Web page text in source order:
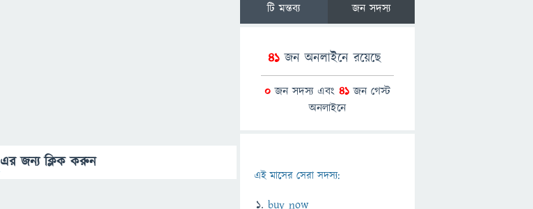
এর জন্য ক্লিক করুন
টি মন্তব্য জন সদস্য
41 জন অনলাইনে রয়েছে
0 জন সদস্য এবং 41 জন গেস্ট
অনলাইনে
এই মাসের সেরা সদস্য:
buy now